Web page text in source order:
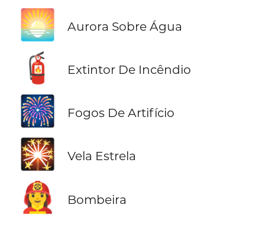
🌅 Aurora Sobre Água
🧯 Extintor De Incêndio
🎆 Fogos De Artifício
🎇 Vela Estrela
👩‍🚒 Bombeira